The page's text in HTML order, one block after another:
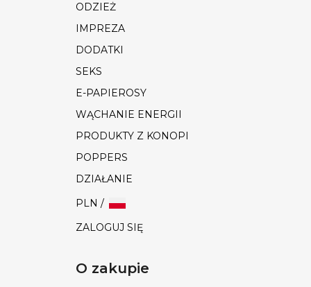
ODZIEŻ
IMPREZA
DODATKI
SEKS
E-PAPIEROSY
WĄCHANIE ENERGII
PRODUKTY Z KONOPI
POPPERS
DZIAŁANIE
PLN /
ZALOGUJ SIĘ
O zakupie